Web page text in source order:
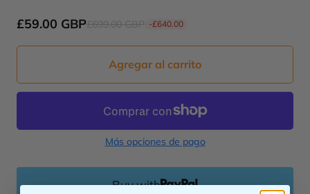
2. Aplicable solo a clientes activos que hayan
£59.00 GBP£699.00 GBP -£640.00
Agregar al carrito
Más opciones de pago
Buy with